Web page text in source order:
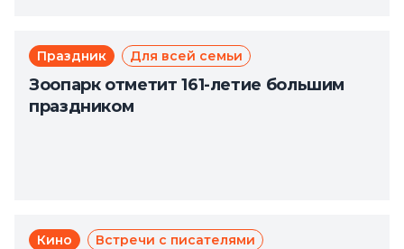
Праздник Для всей семьи
Зоопарк отметит 161-летие большим
праздником
Кино Встречи с писателями